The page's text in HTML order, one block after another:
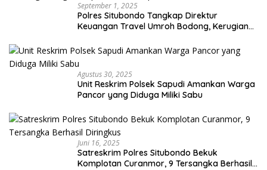
September 1, 2025
Polres Situbondo Tangkap Direktur
Keuangan Travel Umroh Bodong, Kerugian
Agustus 30, 2025
Unit Reskrim Polsek Sapudi Amankan Warga
Pancor yang Diduga Miliki Sabu
Juni 16, 2025
Satreskrim Polres Situbondo Bekuk
Komplotan Curanmor, 9 Tersangka Berhasil